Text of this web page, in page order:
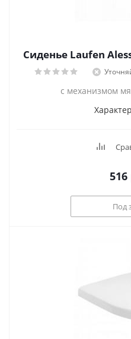
Сиденье Laufen
с механизмом
516
Под